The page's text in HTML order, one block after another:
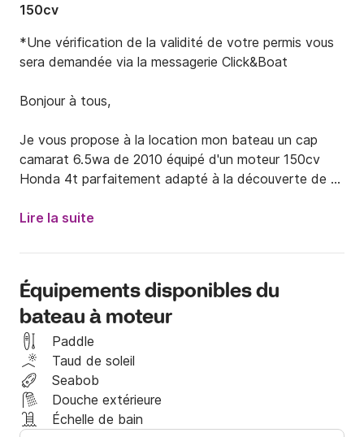
150cv
*Une vérification de la validité de votre permis vous
sera demandée via la messagerie Click&Boat
Bonjour à tous,
Je vous propose à la location mon bateau un cap
camarat 6.5wa de 2010 équipé d'un moteur 150cv
Honda 4t parfaitement adapté à la découverte de
itinéraires de navigation mais vous êtes bien entendu
libre de définir ce dernier comme vous l'entendez.
Vous trouverez à son bord deux plateformes de bain
avec une échelle , douchette d’eau claire, un post de
pilotage avec combiné Sondeur GPS, prise usb, table,
Taud de soleil, un grand bain de soleil avant, deux
sièges rotatifs conforts, une banquette arrière en L
et tout l'équipement de sécurité réglementaire.
Lire la suite
Équipements disponibles du
bateau à moteur
Paddle
Taud de soleil
Seabob
Douche extérieure
Échelle de bain